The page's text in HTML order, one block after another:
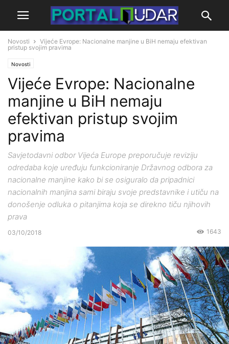
Novosti
Vijeće Evrope: Nacionalne manjine u BiH nemaju efektivan
pristup svojim pravima
Novosti
Vijeće Evrope: Nacionalne
manjine u BiH nemaju
efektivan pristup svojim
pravima
Savjetodavni odbor Vijeća Europe preporučuje reviziju
odredaba koje uređuju funkcioniranje Državnog odbora za
nacionalne manjine kako bi se osiguralo da pripadnici
nacionalnih manjina sami biraju svoje predstavnike i utiču na
donošenje odluka o pitanjima koja se direkno tiču njihovih
prava
03/10/2018 1643